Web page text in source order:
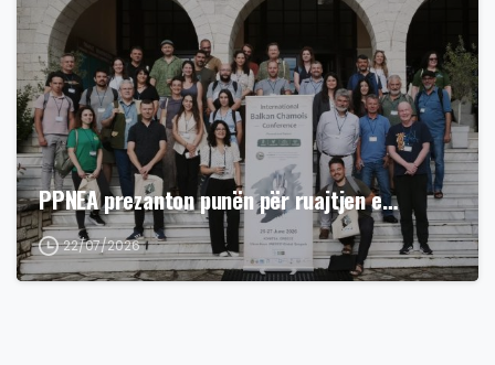
PPNEA prezanton punën për ruajtjen e…
22/07/2026